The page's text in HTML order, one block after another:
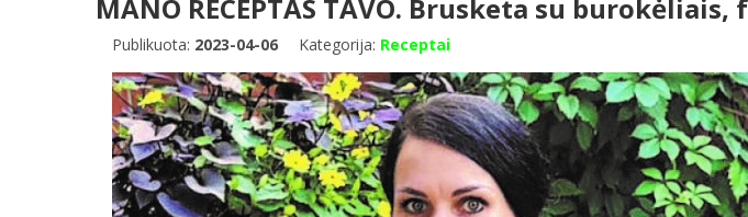
MANO RECEPTAS TAVO. Brusketa su
Publikuota: 2023-04-06 Kategorija: Receptai